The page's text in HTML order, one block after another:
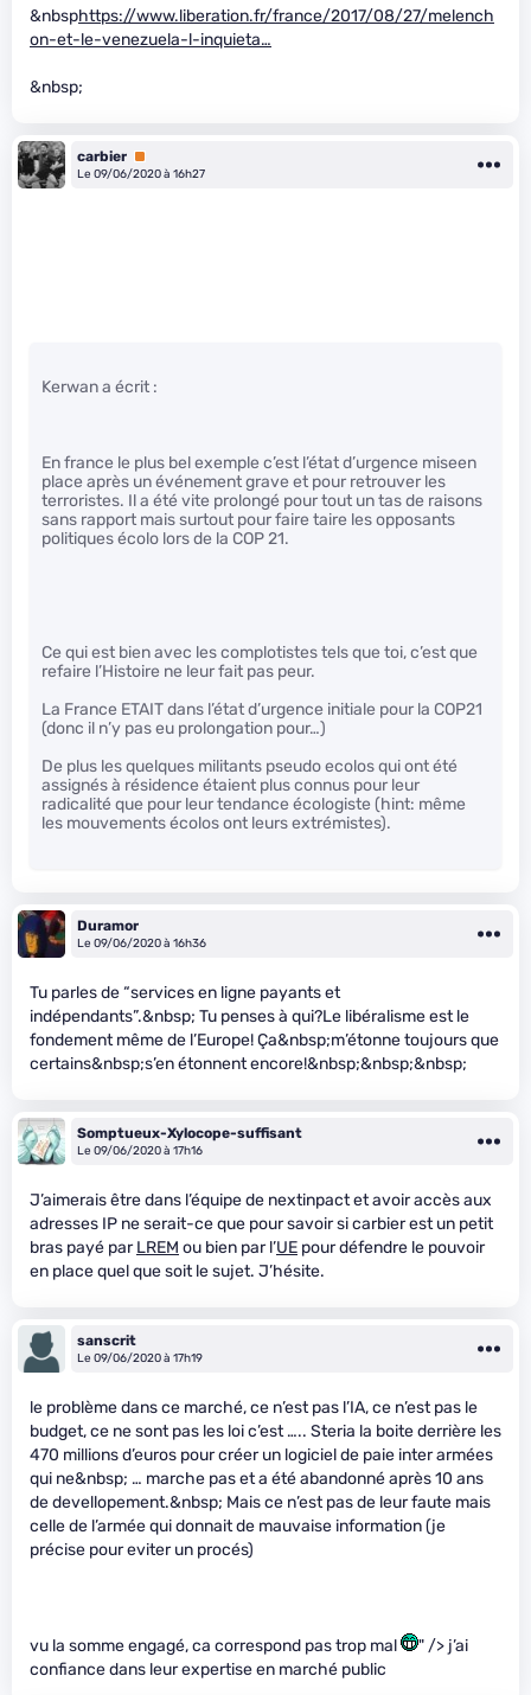
&nbsphttps://www.liberation.fr/france/2017/08/27/melench
on-et-le-venezuela-l-inquieta…
&nbsp;
carbier Premium
Le 09/06/2020 à 16h27
Kerwan a écrit :
En france le plus bel exemple c’est l’état d’urgence miseen
place après un événement grave et pour retrouver les
terroristes. Il a été vite prolongé pour tout un tas de raisons
sans rapport mais surtout pour faire taire les opposants
politiques écolo lors de la COP 21.
Ce qui est bien avec les complotistes tels que toi, c’est que
refaire l’Histoire ne leur fait pas peur.
La France ETAIT dans l’état d’urgence initiale pour la COP21
(donc il n’y pas eu prolongation pour…)
De plus les quelques militants pseudo ecolos qui ont été
assignés à résidence étaient plus connus pour leur
radicalité que pour leur tendance écologiste (hint: même
les mouvements écolos ont leurs extrémistes).
Duramor
Le 09/06/2020 à 16h36
Tu parles de “services en ligne payants et
indépendants”.&nbsp; Tu penses à qui?Le libéralisme est le
fondement même de l’Europe! Ça&nbsp;m’étonne toujours que
certains&nbsp;s’en étonnent encore!&nbsp;&nbsp;&nbsp;
Somptueux-Xylocope-suffisant
Le 09/06/2020 à 17h16
J’aimerais être dans l’équipe de nextinpact et avoir accès aux
adresses IP ne serait-ce que pour savoir si carbier est un petit
bras payé parLREM ou bien par l’UE pour défendre le pouvoir
en place quel que soit le sujet. J’hésite.
sanscrit
Le 09/06/2020 à 17h19
le problème dans ce marché, ce n’est pas l’IA, ce n’est pas le
budget, ce ne sont pas les loi c’est ….. Steria la boite derrière les
470 millions d’euros pour créer un logiciel de paie inter armées
qui ne&nbsp; … marche pas et a été abandonné après 10 ans
de devellopement.&nbsp; Mais ce n’est pas de leur faute mais
celle de l’armée qui donnait de mauvaise information (je
précise pour eviter un procés)
vu la somme engagé, ca correspond pas trop mal
" /> j’ai
confiance dans leur expertise en marché public